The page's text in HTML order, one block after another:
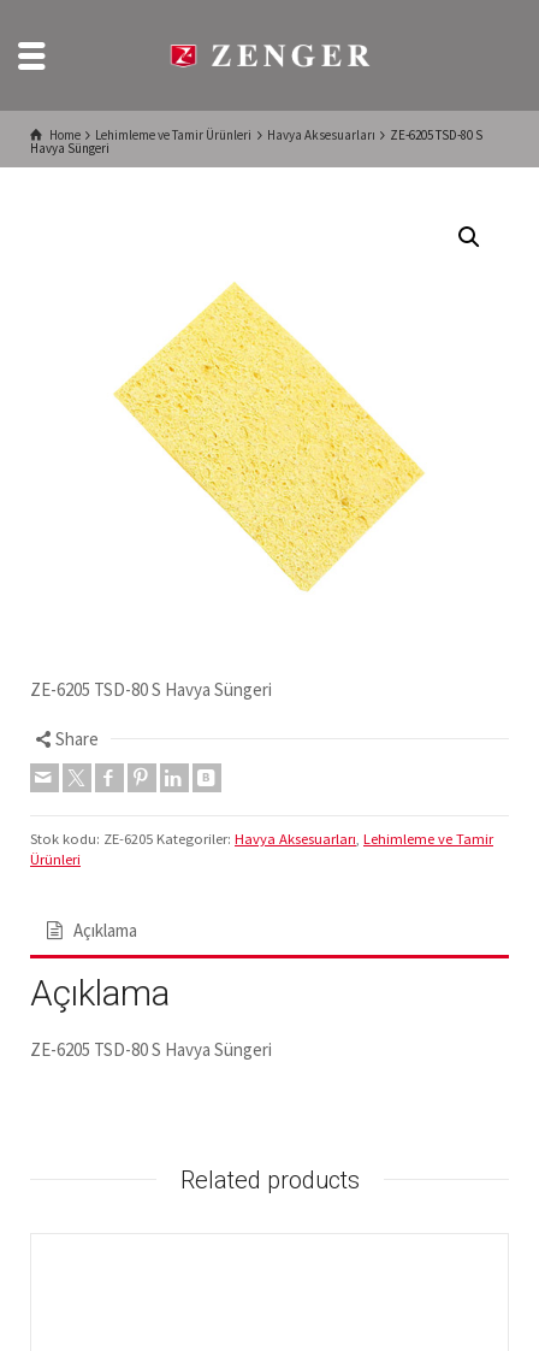
Home Lehimleme ve Tamir Ürünleri Havya Aksesuarları ZE-6205 TSD-80 S
Havya Süngeri
ZE-6205 TSD-80 S Havya Süngeri
Share
Stok kodu: ZE-6205 Kategoriler: Havya Aksesuarları Lehimleme ve Tamir
Ürünleri
Açıklama
Açıklama
ZE-6205 TSD-80 S Havya Süngeri
Related products